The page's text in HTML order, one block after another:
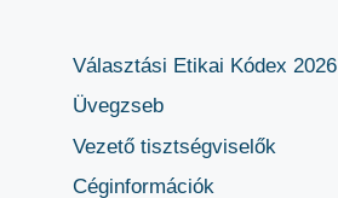
Választási Etikai Kódex 2026
Üvegzseb
Vezető tisztségviselők
Céginformációk